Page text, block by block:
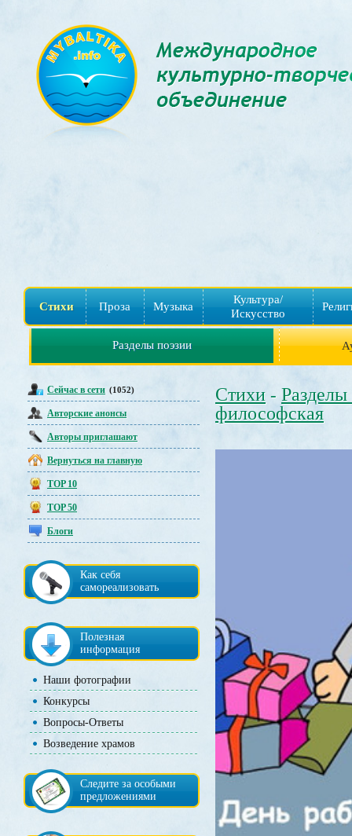
Стихи Проза Музыка
Культура/
Искусство
Разделы поэзии
Сейчас в сети (1052)
Авторские анонсы
Авторы приглашают
Вернуться на главную
TOP 10
TOP 50
Блоги
Как себя
самореализовать
Полезная
информация
Наши фотографии
Конкурсы
Вопросы-Ответы
Возведение храмов
Следите за особыми
предложениями
Стихи - Разделы
философская